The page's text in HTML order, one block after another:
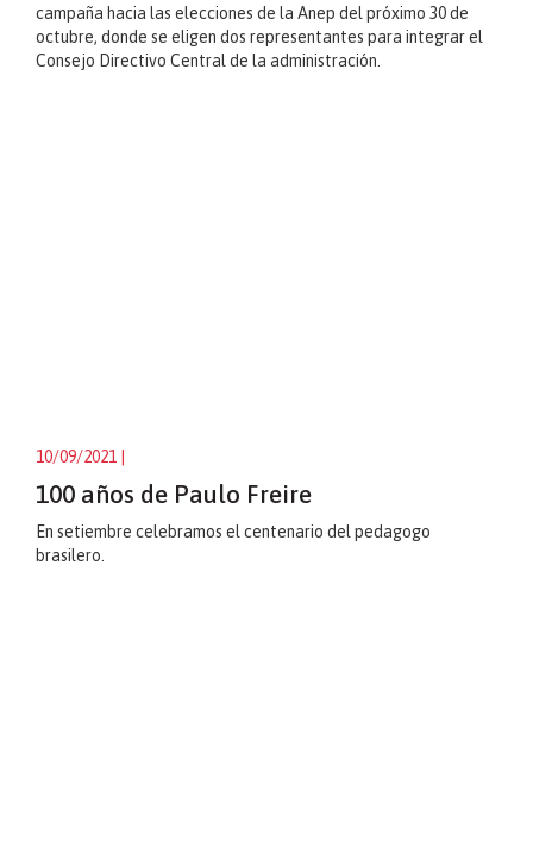
campaña hacia las elecciones de la Anep del próximo 30 de
octubre, donde se eligen dos representantes para integrar el
Consejo Directivo Central de la administración.
10/09/2021
100 años de Paulo Freire
En setiembre celebramos el centenario del pedagogo
brasilero.